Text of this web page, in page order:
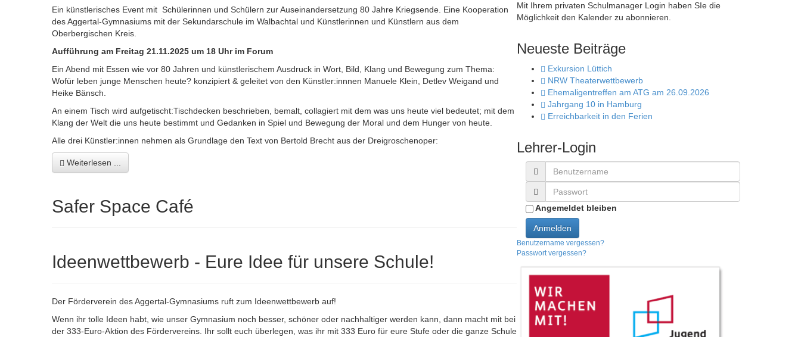
Ein künstlerisches Event mit Schülerinnen und Schülern zur Auseinandersetzung 80 Jahre Kriegsende. Eine Kooperation
des Aggertal-Gymnasiums mit der Sekundarschule im Walbachtal und Künstlerinnen und Künstlern aus dem
Oberbergischen Kreis.
Aufführung am Freitag 21.11.2025 um 18 Uhr im Forum
Ein Abend mit Essen wie vor 80 Jahren und künstlerischem Ausdruck in Wort, Bild, Klang und Bewegung zum Thema:
Wofür leben junge Menschen heute? konzipiert & geleitet von den Künstler:innnen Manuele Klein, Detlev Weigand und
Heike Bänsch.
An einem Tisch wird aufgetischt:Tischdecken beschrieben, bemalt, collagiert mit dem was uns heute viel bedeutet; mit dem
Klang der Welt die uns heute bestimmt und Gedanken in Spiel und Bewegung der Moral und dem Hunger von heute.
Alle drei Künstler:innen nehmen als Grundlage den Text von Bertold Brecht aus der Dreigroschenoper:
Weiterlesen ...
Safer Space Café
Ideenwettbewerb - Eure Idee für unsere Schule!
Der Förderverein des Aggertal-Gymnasiums ruft zum Ideenwettbewerb auf!
Wenn ihr tolle Ideen habt, wie unser Gymnasium noch besser, schöner oder nachhaltiger werden kann, dann macht mit bei
der 333-Euro-Aktion des Fördervereins. Ihr sollt euch überlegen, was ihr mit 333 Euro für eure Stufe oder die ganze Schule
Mit Ihrem privaten Schulmanager Login haben SIe die
Möglichkeit den Kalender zu abonnieren.
Neueste Beiträge
Exkursion Lüttich
NRW Theaterwettbewerb
Ehemaligentreffen am ATG am 26.09.2026
Jahrgang 10 in Hamburg
Erreichbarkeit in den Ferien
Lehrer-Login
Angemeldet bleiben
Anmelden
Benutzername vergessen?
Passwort vergessen?